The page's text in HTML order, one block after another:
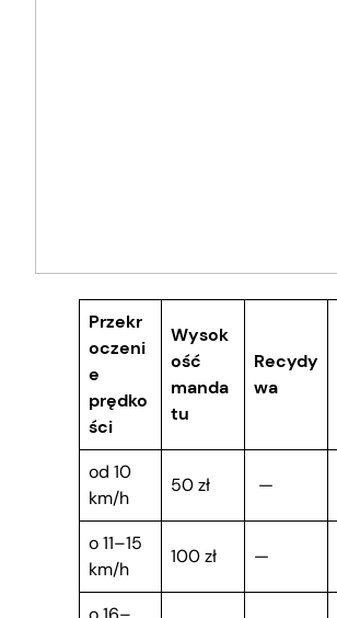
Przekr
oczeni
e
prędko
ści
Wysok
ość
manda
tu
Recydy
wa
od 10
km/h
50 zł —
o 11–15
km/h
100 zł —